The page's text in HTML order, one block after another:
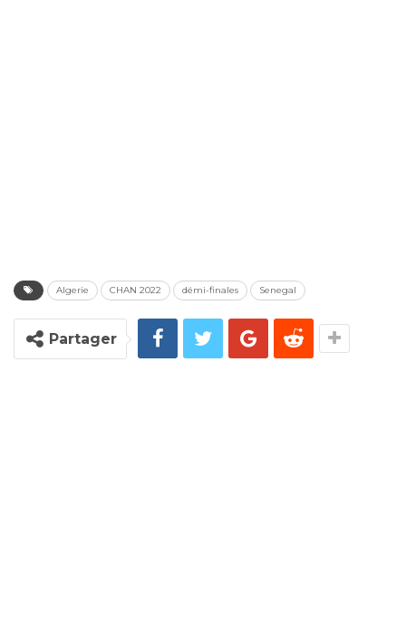
Algerie CHAN 2022 démi-finales Senegal
Partager